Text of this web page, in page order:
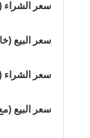
سعر الشراء
سعر البيع
سعر الشراء
سعر البيع (مع